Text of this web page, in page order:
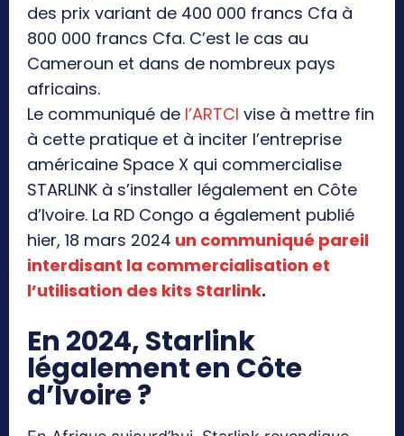
des prix variant de 400 000 francs Cfa à
800 000 francs Cfa. C’est le cas au
Cameroun et dans de nombreux pays
africains.
Le communiqué de l’ARTCI vise à mettre fin
à cette pratique et à inciter l’entreprise
américaine Space X qui commercialise
STARLINK à s’installer légalement en Côte
d’Ivoire. La RD Congo a également publié
hier, 18 mars 2024 un communiqué pareil
interdisant la commercialisation et
l’utilisation des kits Starlink.
En 2024, Starlink
légalement en Côte
d’Ivoire ?